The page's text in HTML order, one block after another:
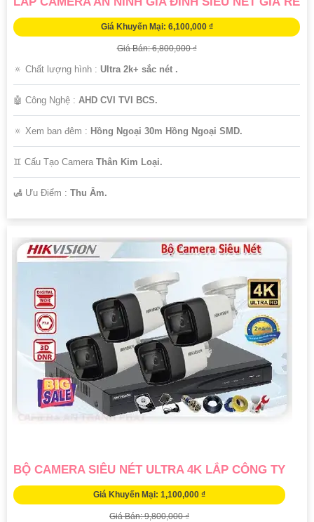
Giá Khuyến Mại: 6,100,000 ₫
Giá Bán: 6,800,000 ₫
🔅 Chất lượng hình : Ultra 2k+ sắc nét .
🤖️ Công Nghệ : AHD CVI TVI BCS.
🔅 Xem ban đêm : Hồng Ngoại 30m Hồng Ngoại SMD.
♊ Cấu Tạo Camera Thân Kim Loại.
️🛃 Ưu Điểm : Thu Âm.
BỘ CAMERA SIÊU NÉT ULTRA 4K LẮP CÔNG TY
Giá Khuyến Mại: 1,100,000 ₫
Giá Bán: 9,800,000 ₫